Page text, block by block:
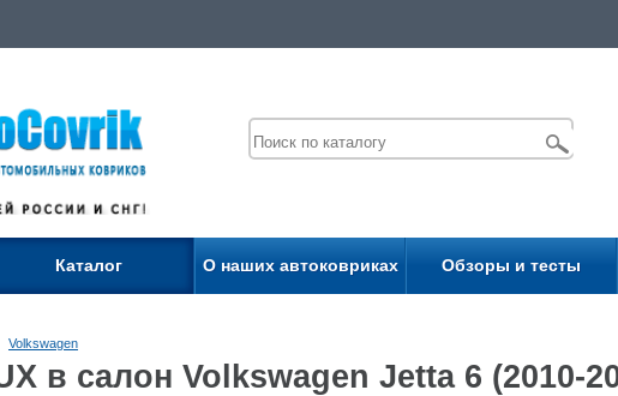
Каталог О наших автоковриках Обзоры и тесты
Volkswagen
в салон Volkswagen Jetta 6 (2010-